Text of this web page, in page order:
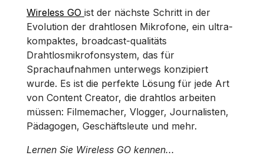
Wireless GO ist der nächste Schritt in der
Evolution der drahtlosen Mikrofone, ein ultra-
kompaktes, broadcast-qualitäts
Drahtlosmikrofonsystem, das für
Sprachaufnahmen unterwegs konzipiert
wurde. Es ist die perfekte Lösung für jede Art
von Content Creator, die drahtlos arbeiten
müssen: Filmemacher, Vlogger, Journalisten,
Pädagogen, Geschäftsleute und mehr.
Lernen Sie Wireless GO kennen...